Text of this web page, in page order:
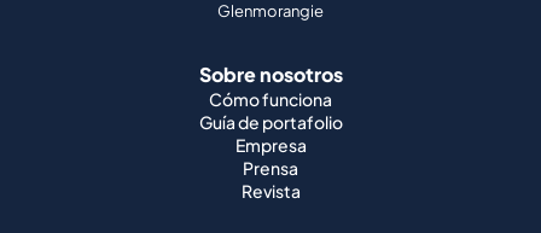
Glenmorangie
Sobre nosotros
Cómo funciona
Guía de portafolio
Empresa
Prensa
Revista